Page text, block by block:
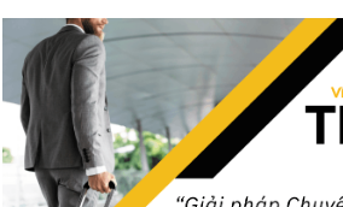
Khách sạn Richland Đà Nẵng
Mandila Beach
Khách sạn Dana Sea Đà Nẵng
Fusion Suites Danang Beach